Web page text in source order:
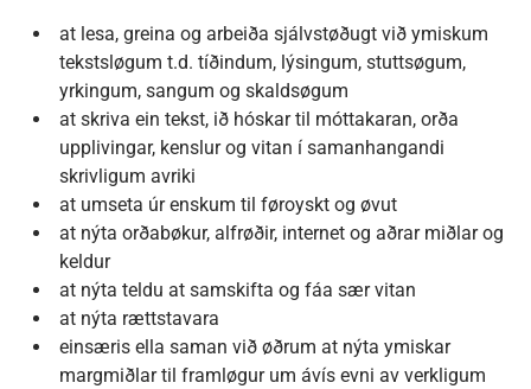
at lesa, greina og arbeiða sjálvstøðugt við ymiskum
tekstsløgum t.d. tíðindum, lýsingum, stuttsøgum,
yrkingum, sangum og skaldsøgum
at skriva ein tekst, ið hóskar til móttakaran, orða
upplivingar, kenslur og vitan í samanhangandi
skrivligum avriki
at umseta úr enskum til føroyskt og øvut
at nýta orðabøkur, alfrøðir, internet og aðrar miðlar og
keldur
at nýta teldu at samskifta og fáa sær vitan
at nýta rættstavara
einsæris ella saman við øðrum at nýta ymiskar
margmiðlar til framløgur um ávís evni av verkligum